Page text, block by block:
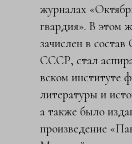
журна­лах
гвардия». В этом
зач­ислен в
СССР, стал
вском институте
литературы и
а также было
произведение